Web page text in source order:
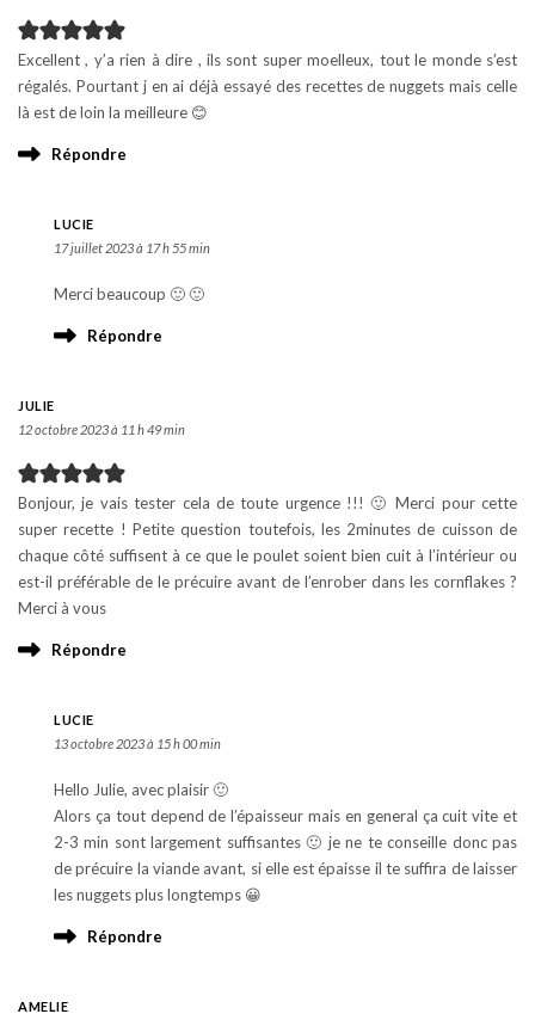
Excellent , y’a rien à dire , ils sont super moelleux, tout le monde s’est
régalés. Pourtant j en ai déjà essayé des recettes de nuggets mais celle
là est de loin la meilleure 😊
Répondre
LUCIE
17 juillet 2023 à 17 h 55 min
Merci beaucoup 🙂 🙂
Répondre
JULIE
12 octobre 2023 à 11 h 49 min
Bonjour, je vais tester cela de toute urgence !!! 🙂 Merci pour cette
super recette ! Petite question toutefois, les 2minutes de cuisson de
chaque côté suffisent à ce que le poulet soient bien cuit à l’intérieur ou
est-il préférable de le précuire avant de l’enrober dans les cornflakes ?
Merci à vous
Répondre
LUCIE
13 octobre 2023 à 15 h 00 min
Hello Julie, avec plaisir 🙂
Alors ça tout depend de l’épaisseur mais en general ça cuit vite et
2-3 min sont largement suffisantes 🙂 je ne te conseille donc pas
de précuire la viande avant, si elle est épaisse il te suffira de laisser
les nuggets plus longtemps 😀
Répondre
AMELIE